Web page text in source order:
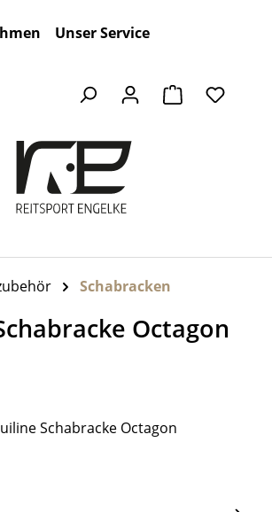
Unser Service
Warenkorb
Schabracken
Octagon